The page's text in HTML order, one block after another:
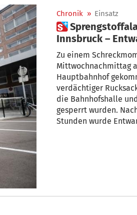
Chronik » Einsatz
 Sprengstoffalarm am Bahnhof
Innsbruck –
eineinhalb
Zu einem
Mittwochnachmittag
Hauptbahnhof
verdächtiger
die Bahnhofshalle
gesperrt wurden.
Stunden wurde